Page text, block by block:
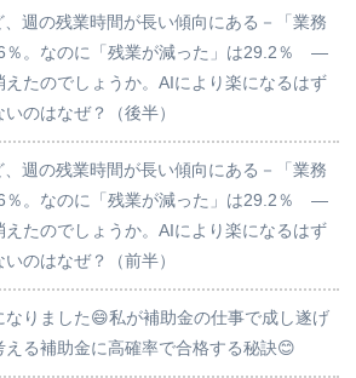
週の残業時間が長い傾向にある－「業務
％。なのに「残業が減った」は29.2％ ―
えたのでしょうか。AIにより楽になるはず
のはなぜ？（後半）
週の残業時間が長い傾向にある－「業務
％。なのに「残業が減った」は29.2％ ―
えたのでしょうか。AIにより楽になるはず
のはなぜ？（前半）
なりました😄私が補助金の仕事で成し遂げ
える補助金に高確率で合格する秘訣😊